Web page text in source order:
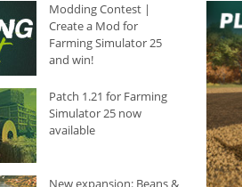
Modding Contest |
Create a Mod for
Farming Simulator 25
and win!
Patch 1.21 for Farming
Simulator 25 now
available